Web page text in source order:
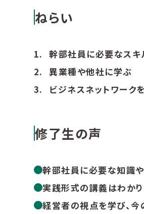
ねらい
幹部社員に必要なス
異業種や他社に学ぶ
ビジネスネットワーク
修了生の声
幹部社員に必要な知識や
実践形式の講義はわかり
経営者の視点を学び、今